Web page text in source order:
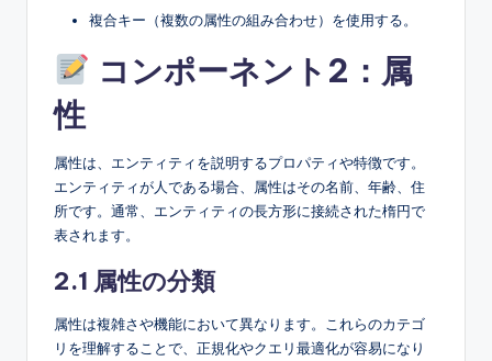
複合キー（複数の属性の組み合わせ）を使用する。
コンポーネント2：属
性
属性は、エンティティを説明するプロパティや特徴です。
エンティティが人である場合、属性はその名前、年齢、住
所です。通常、エンティティの長方形に接続された楕円で
表されます。
2.1 属性の分類
属性は複雑さや機能において異なります。これらのカテゴ
リを理解することで、正規化やクエリ最適化が容易になり